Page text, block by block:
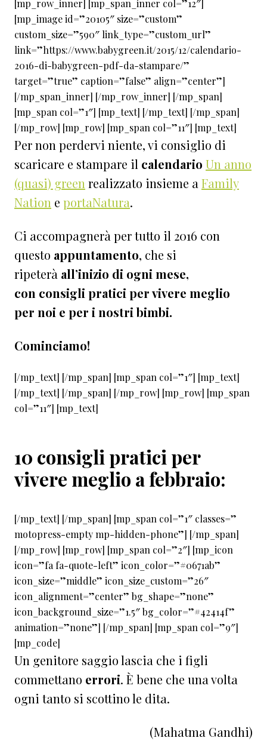
[mp_row_inner] [mp_span_inner col=”12″]
[mp_image id=”20105″ size=”custom”
custom_size=”590″ link_type=”custom_url”
link=”https://www.babygreen.it/2015/12/calendario-
2016-di-babygreen-pdf-da-stampare/”
target=”true” caption=”false” align=”center”]
[/mp_span_inner] [/mp_row_inner] [/mp_span]
[mp_span col=”1″] [mp_text] [/mp_text] [/mp_span]
[/mp_row] [mp_row] [mp_span col=”11″] [mp_text]
Per non perdervi niente, vi consiglio di
scaricare e stampare il calendario Un anno
(quasi) green realizzato insieme a Family
Nation e portaNatura.
Ci accompagnerà per tutto il 2016 con
questo appuntamento, che si
ripeterà all’inizio di ogni mese,
con consigli pratici per vivere meglio
per noi e per i nostri bimbi.
Cominciamo!
[/mp_text] [/mp_span] [mp_span col=”1″] [mp_text]
[/mp_text] [/mp_span] [/mp_row] [mp_row] [mp_span
col=”11″] [mp_text]
10 consigli pratici per
vivere meglio a febbraio:
[/mp_text] [/mp_span] [mp_span col=”1″ classes=”
motopress-empty mp-hidden-phone”] [/mp_span]
[/mp_row] [mp_row] [mp_span col=”2″] [mp_icon
icon=”fa fa-quote-left” icon_color=”#0671ab”
icon_size=”middle” icon_size_custom=”26″
icon_alignment=”center” bg_shape=”none”
icon_background_size=”1.5″ bg_color=”#42414f”
animation=”none”] [/mp_span] [mp_span col=”9″]
[mp_code]
Un genitore saggio lascia che i figli
commettano errori. È bene che una volta
ogni tanto si scottino le dita.
(Mahatma Gandhi)